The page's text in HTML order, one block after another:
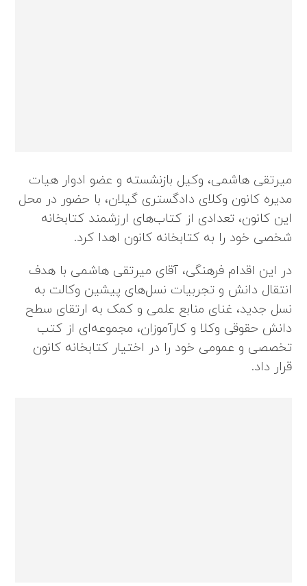
میرتقی هاشمی، وکیل بازنشسته و عضو ادوار هیات
مدیره کانون وکلای دادگستری گیلان، با حضور در محل
این کانون، تعدادی از کتاب‌های ارزشمند کتابخانه
شخصی خود را به کتابخانه کانون اهدا کرد.
در این اقدام فرهنگی، آقای میرتقی هاشمی با هدف
انتقال دانش و تجربیات نسل‌های پیشین وکالت به
نسل جدید، غنای منابع علمی و کمک به ارتقای سطح
دانش حقوقی وکلا و کارآموزان، مجموعه‌ای از کتب
تخصصی و عمومی خود را در اختیار کتابخانه کانون
قرار داد.